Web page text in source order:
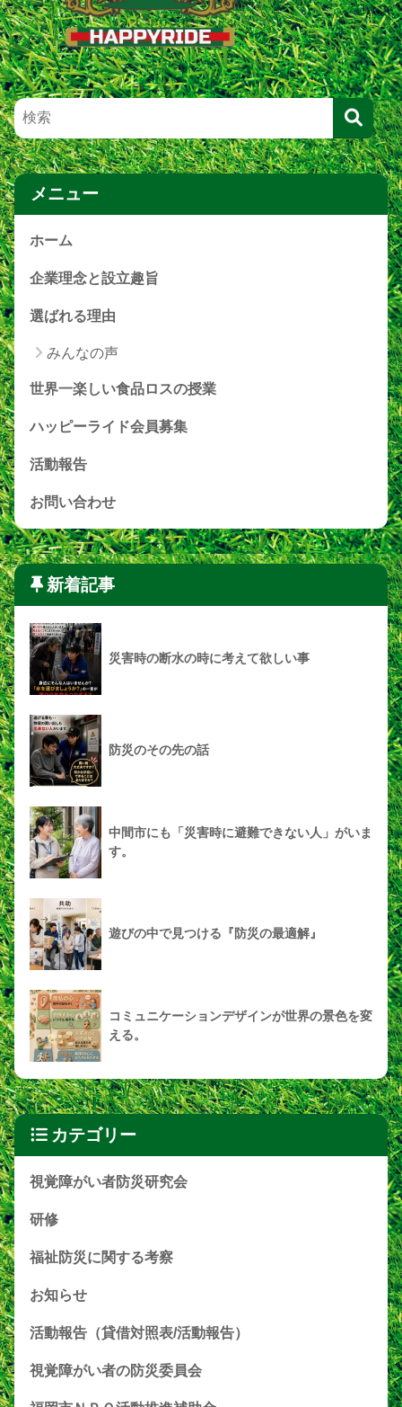
メニュー
ホーム
企業理念と設立趣旨
選ばれる理由
みんなの声
世界一楽しい食品ロスの授業
ハッピーライド会員募集
活動報告
お問い合わせ
新着記事
災害時の断水の時に考えて欲しい事
防災のその先の話
中間市にも「災害時に避難できない人」がいま
す。
遊びの中で見つける『防災の最適解』
コミュニケーションデザインが世界の景色を変
える。
カテゴリー
視覚障がい者防災研究会
研修
福祉防災に関する考察
お知らせ
活動報告（貸借対照表/活動報告）
視覚障がい者の防災委員会